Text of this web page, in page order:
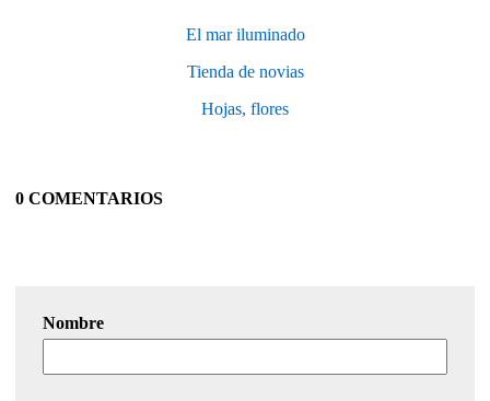
El mar iluminado
Tienda de novias
Hojas, flores
0 COMENTARIOS
Nombre